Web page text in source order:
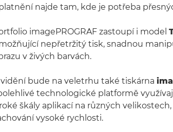
najde tam, kde je potřeba
imagePROGRAF zastoupí i model
nepřetržitý tisk, snadnou
v živých barvách.
vidění bude na veletrhu také tiskárna
technologické platformě
škály aplikací na různých
vysoké rychlosti.